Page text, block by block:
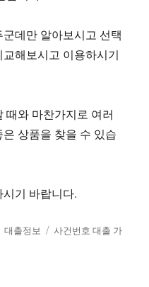
데만 알아보시고 선택
해보시고 이용하시기
때와 마찬가지로 여러
상품을 찾을 수 있습
기 바랍니다.
카
대출정보
태
사건번호 대출 가